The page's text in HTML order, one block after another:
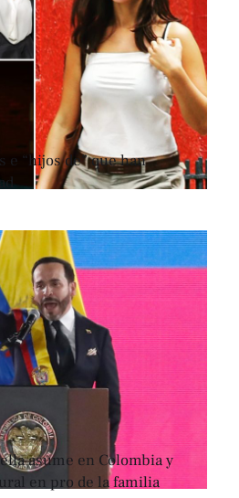
e “hijos de” que han
asume en Colombia y
en pro de la familia